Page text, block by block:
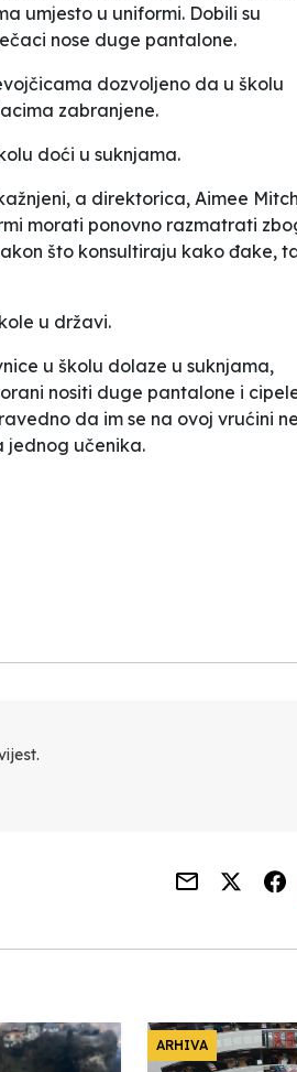
umjesto u uniformi. Dobili su
nose duge pantalone.
dozvoljeno da u školu
zabranjene.
doći u suknjama.
a direktorica, Aimee
morati ponovno razmatrati
što konsultiraju kako đake,
u državi.
u školu dolaze u suknjama,
nositi duge pantalone i
da im se na ovoj vrućini ne
jednog učenika.
ARHIVA